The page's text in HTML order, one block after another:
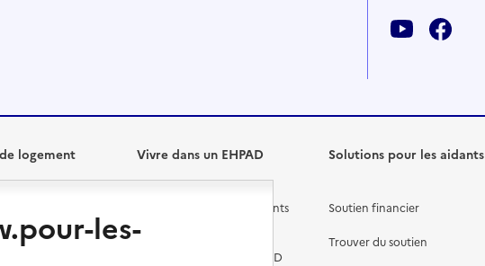
logement
résidence avec
Vivre dans un EHPAD
Les différents établissements
Préparer l'entrée en EHPAD
Solutions pour les aidants
Soutien financier
Trouver du soutien
les-